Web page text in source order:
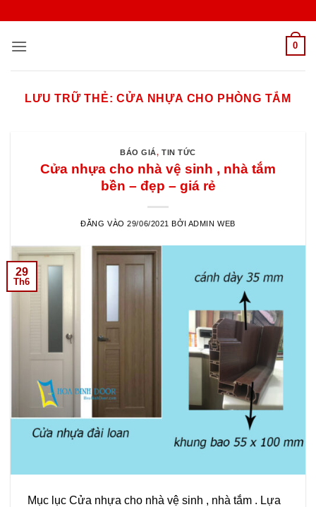
nội
0
LƯU TRỮ THẺ:CỬA NHỰA CHO PHÒNG TẮM
BÁO GIÁ,TIN TỨC
Cửa nhựa cho nhà vệ sinh , nhà tắm
bền – đẹp – giá rẻ
ĐĂNG VÀO29/06/2021 BỞI ADMIN WEB
29
Th6
Mục lục Cửa nhựa cho nhà vệ sinh , nhà tắm . Lựa